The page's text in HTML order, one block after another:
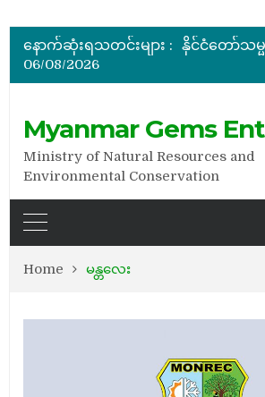
နောက်ဆုံးရသတင်းများ :
အိတ်ဖွင့်တင်ဒါ
06/08/2026
Myanmar Gems
Ministry of Natural Resources and
Environmental Conservation
Home မန္တလေး